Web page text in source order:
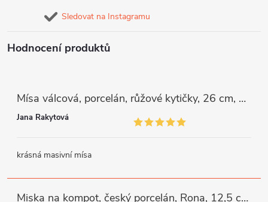
Sledovat na Instagramu
Hodnocení produktů
Mísa válcová, porcelán, růžové kytičky, 26 cm, G. Benedikt
Jana Rakytová
krásná masivní mísa
Miska na kompot, český porcelán, Rona, 12,5 cm, bílý, G. Benedikt